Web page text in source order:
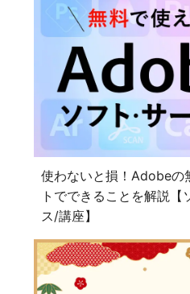
使わないと損！Adobeの
トでできることを解説【
ス/講座】